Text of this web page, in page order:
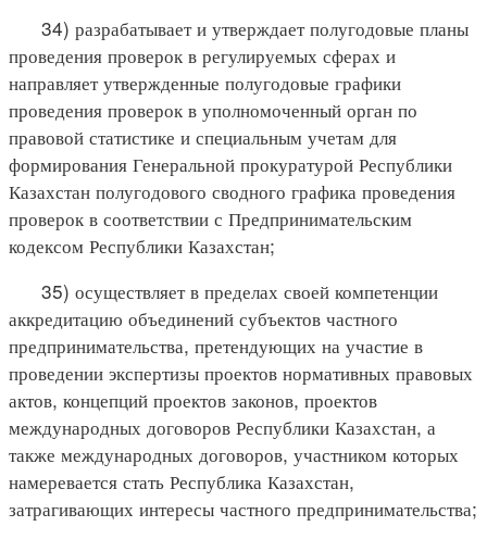
34) разрабатывает и утверждает полугодовые планы
проведения проверок в регулируемых сферах и
направляет утвержденные полугодовые графики
проведения проверок в уполномоченный орган по
правовой статистике и специальным учетам для
формирования Генеральной прокуратурой Республики
Казахстан полугодового сводного графика проведения
проверок в соответствии с Предпринимательским
кодексом Республики Казахстан;
35) осуществляет в пределах своей компетенции
аккредитацию объединений субъектов частного
предпринимательства, претендующих на участие в
проведении экспертизы проектов нормативных правовых
актов, концепций проектов законов, проектов
международных договоров Республики Казахстан, а
также международных договоров, участником которых
намеревается стать Республика Казахстан,
затрагивающих интересы частного предпринимательства;